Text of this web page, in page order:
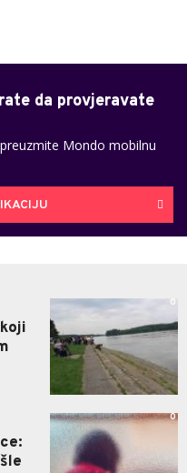
da provjeravate
Mondo mobilnu
0
0